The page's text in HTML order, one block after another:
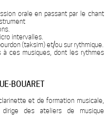
orale en passant par le chant
intervalles.
(taksim) et/ou sur rythmique.
à ces musiques, dont les rythmes
BOUARET
et de formation musicale,
des ateliers de musique